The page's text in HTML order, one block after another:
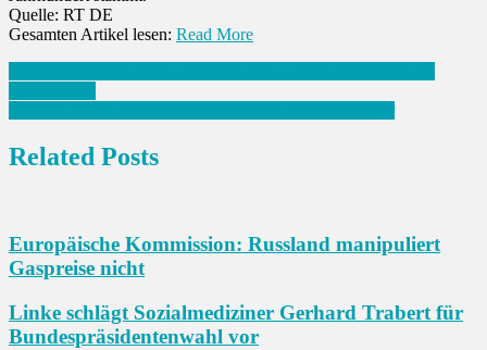
Quelle: RT DE
Gesamten Artikel lesen: Read More
Beitrags-
Navigation
Related Posts
Europäische Kommission: Russland manipuliert
Gaspreise nicht
Linke schlägt Sozialmediziner Gerhard Trabert für
Bundespräsidentenwahl vor